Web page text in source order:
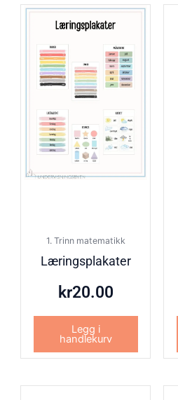
1. Trinn matematikk
Læringsplakater
kr20.00
Legg i
handlekurv